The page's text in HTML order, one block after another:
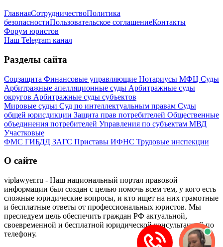
ГлавнаяСотрудничествоПолитика
безопасностиПользовательское соглашениеКонтакты
Форум юристов
Наш Telegram канал
Разделы сайта
Соцзащита Финансовые управляющие Нотариусы МФЦ Суды
Арбитражные апелляционные суды Арбитражные суды
округов Арбитражные суды субъектов
Мировые судьи Суд по интеллектуальным правам Суды
общей юрисдикции Защита прав потребителей Общественные
объединения потребителей Управления по субъектам МВД
Участковые
ФМС ГИБДД ЗАГС Приставы ИФНС Трудовые инспекции
О сайте
viplawyer.ru - Наш национальный портал правовой
информации был создан с целью помочь всем тем, у кого есть
сложные юридические вопросы, и кто ищет на них грамотные
и бесплатные ответы от профессиональных юристов. Мы
преследуем цель обеспечить граждан РФ актуальной,
своевременной и бесплатной юридической консультацией по
телефону.